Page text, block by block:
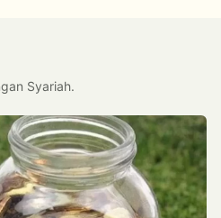
Syariah.